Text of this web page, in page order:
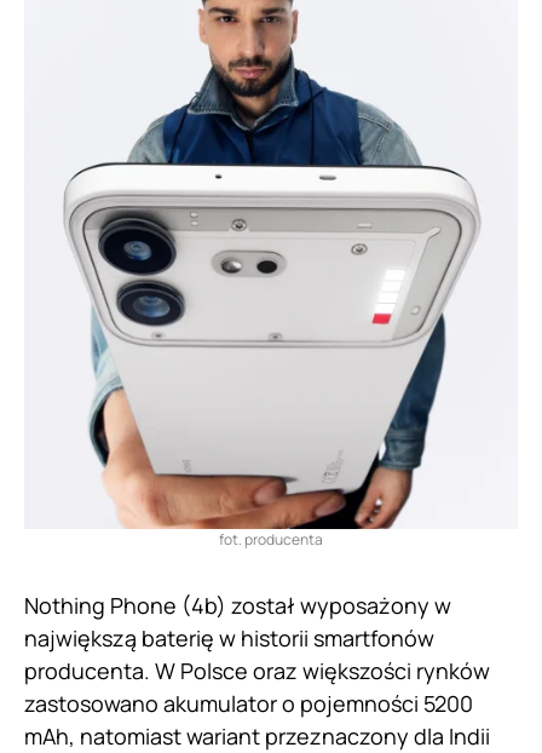
fot. producenta
Nothing Phone (4b) został wyposażony w
największą baterię w historii smartfonów
producenta. W Polsce oraz większości rynków
zastosowano akumulator o pojemności 5200
mAh, natomiast wariant przeznaczony dla Indii